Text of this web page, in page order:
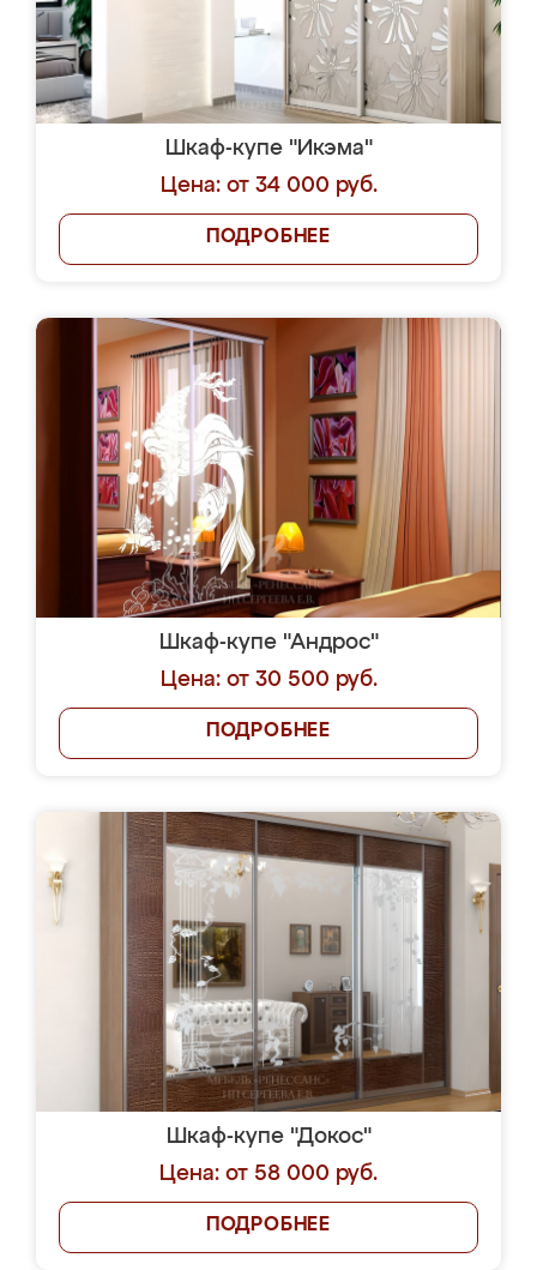
Шкаф-купе "Икэма"
Цена: от 34 000 руб.
ПОДРОБНЕЕ
Шкаф-купе "Андрос"
Цена: от 30 500 руб.
ПОДРОБНЕЕ
Шкаф-купе "Докос"
Цена: от 58 000 руб.
ПОДРОБНЕЕ